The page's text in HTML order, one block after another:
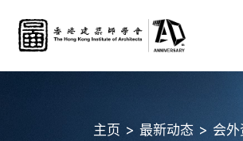
主页 最新动态 会